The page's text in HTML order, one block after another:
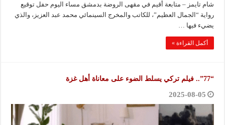
شام تايمز – متابعة أقيم في مقهى الروضة بدمشق مساء اليوم حفل توقيع
رواية “الجمال العظيم”، للكاتب والمخرج السينمائي محمد عبد العزيز، والذي
يضيء فيها …
أكمل القراءة »
“77”.. فيلم تركي يسلط الضوء على معاناة أهل غزة
2025-08-05